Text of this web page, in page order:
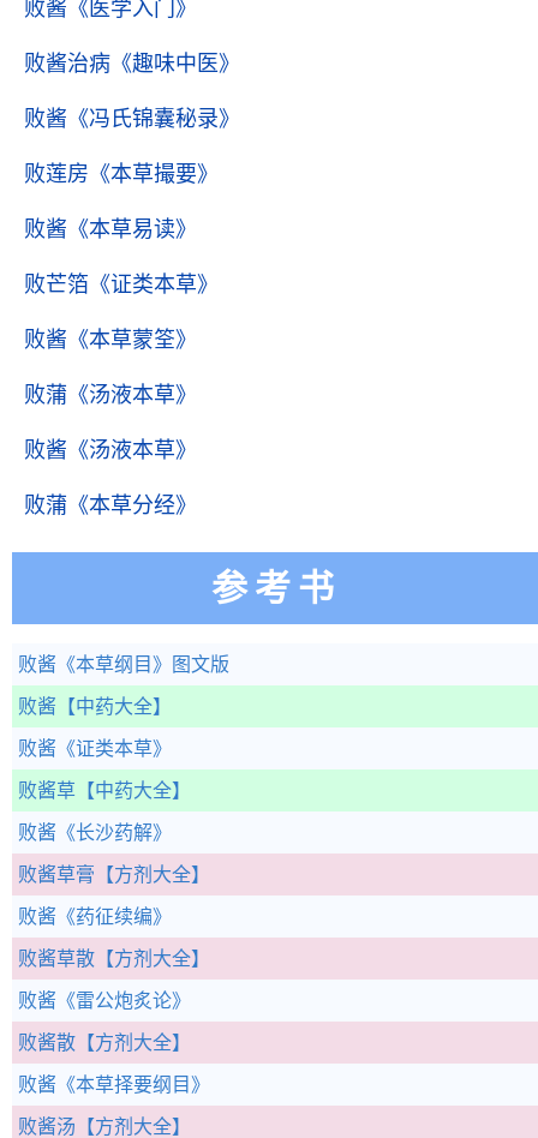
败酱 《医学入门》
败酱治病 《趣味中医》
败酱 《冯氏锦囊秘录》
败莲房 《本草撮要》
败酱 《本草易读》
败芒箔 《证类本草》
败酱 《本草蒙筌》
败蒲 《汤液本草》
败酱 《汤液本草》
败蒲 《本草分经》
参考书
败酱 《本草纲目》图文版
败酱 【中药大全】
败酱 《证类本草》
败酱草 【中药大全】
败酱 《长沙药解》
败酱草膏 【方剂大全】
败酱 《药征续编》
败酱草散 【方剂大全】
败酱 《雷公炮炙论》
败酱散 【方剂大全】
败酱 《本草择要纲目》
败酱汤 【方剂大全】